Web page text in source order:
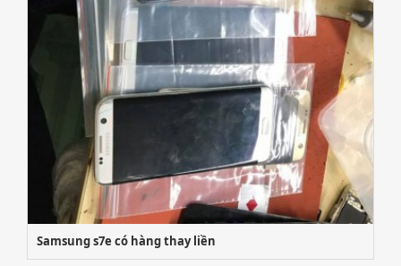
Samsung s7e có hàng thay liền